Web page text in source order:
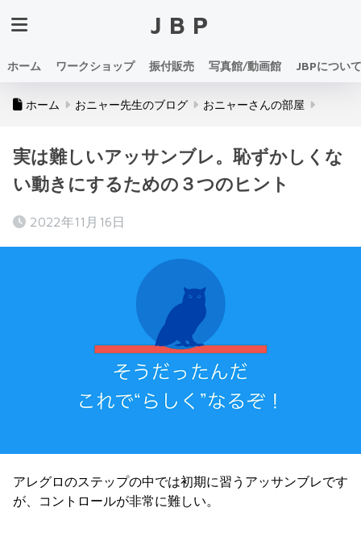
JBP
ホーム ワークショップ 振付販売 写真館/動画館 JBPについて
ホーム おニャー先生のブログ おニャーさんの部屋
実は難しいアッサンブレ。恥ずかしくな
い動きにするための３つのヒント
2022年11月16日
アレグロのステップの中では初期に習うアッサンブレです
が、コントロールが非常に難しい。